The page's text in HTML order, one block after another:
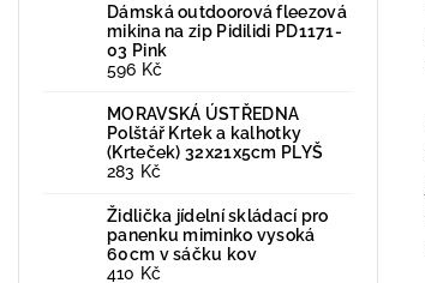
Dámská outdoorová fleezová
mikina na zip Pidilidi PD1171-
03 Pink
596 Kč
MORAVSKÁ ÚSTŘEDNA
Polštář Krtek a kalhotky
(Krteček) 32x21x5cm PLYŠ
283 Kč
Židlička jídelní skládací pro
panenku miminko vysoká
60cm v sáčku kov
410 Kč